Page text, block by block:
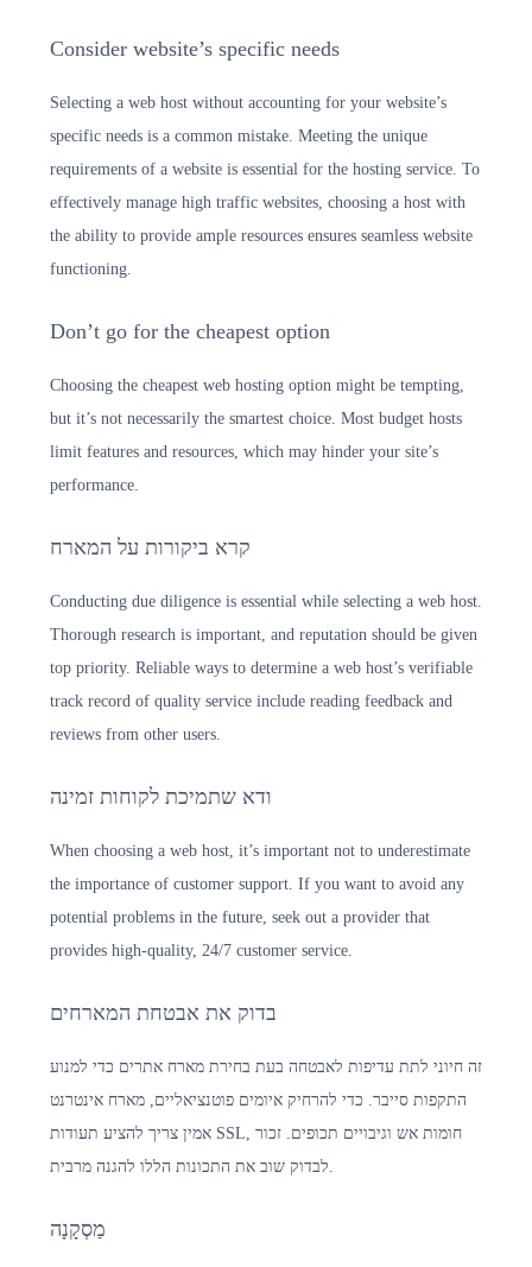
Consider website’s specific needs
Selecting a web host without accounting for your website’s
specific needs is a common mistake. Meeting the unique
requirements of a website is essential for the hosting service. To
effectively manage high traffic websites, choosing a host with
the ability to provide ample resources ensures seamless website
functioning.
Don’t go for the cheapest option
Choosing the cheapest web hosting option might be tempting,
but it’s not necessarily the smartest choice. Most budget hosts
limit features and resources, which may hinder your site’s
performance.
קרא ביקורות על המארח
Conducting due diligence is essential while selecting a web host.
Thorough research is important, and reputation should be given
top priority. Reliable ways to determine a web host’s verifiable
track record of quality service include reading feedback and
reviews from other users.
ודא שתמיכת לקוחות זמינה
When choosing a web host, it’s important not to underestimate
the importance of customer support. If you want to avoid any
potential problems in the future, seek out a provider that
provides high-quality, 24/7 customer service.
בדוק את אבטחת המארחים
זה חיוני לתת עדיפות לאבטחה בעת בחירת מארח אתרים כדי למנוע
התקפות סייבר. כדי להרחיק איומים פוטנציאליים, מארח אינטרנט
אמין צריך להציע תעודות SSL, חומות אש וגיבויים תכופים. זכור
לבדוק שוב את התכונות הללו להגנה מרבית.
מַסְקָנָה